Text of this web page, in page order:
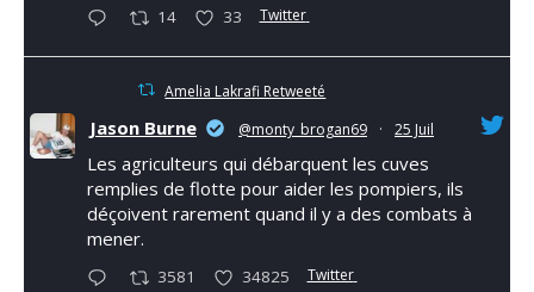
14 33 Twitter
Amelia Lakrafi Retweeté
Jason Burne @monty_brogan69 · 25 Juil
Les agriculteurs qui débarquent les cuves
remplies de flotte pour aider les pompiers, ils
déçoivent rarement quand il y a des combats à
mener.
3581 34825 Twitter